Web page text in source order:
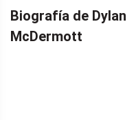
Biografía de Dylan
McDermott